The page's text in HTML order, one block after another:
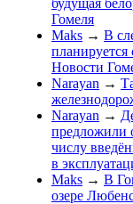
Гомеля
Maks → В
планируется
Новости
Narayan →
Narayan →
предложили
числу
в
Maks → В
озере